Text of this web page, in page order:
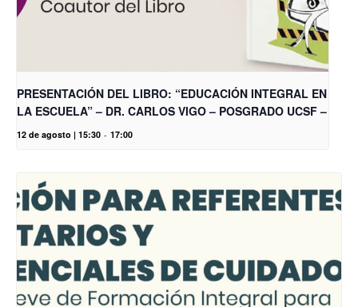
PRESENTACIÓN DEL LIBRO: “EDUCACIÓN INTEGRAL EN
LA ESCUELA” – DR. CARLOS VIGO – POSGRADO UCSF –
12 de agosto | 15:30 - 17:00